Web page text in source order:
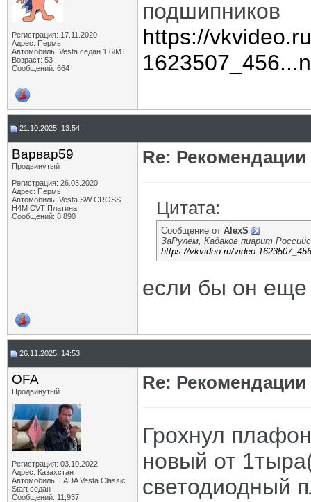
Регистрация: 17.11.2020
Адрес: Пермь
Автомобиль: Vesta седан 1.6/МТ
Возраст: 53
Сообщений: 664
подшипников
https://
21.10.2025, 13:54
Варвар59
Продвинутый
Регистрация: 26.03.2020
Адрес: Пермь
Автомобиль: Vesta SW CROSS
H4M CVT Платина
Сообщений: 8,890
Re:
Цитата:
Сообщение от AlexS
ЗаРулём, Кадаков пиарит
https://vkvideo.ru/video-
если бы он еще
26.11.2025, 14:53
OFA
Продвинутый
Регистрация: 03.10.2022
Адрес: Казахстан
Автомобиль: LADA Vesta Classic
Start седан
Сообщений: 11,937
Re:
Грохнул
новый от
светодиодный